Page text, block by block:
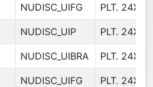
NUDISC_UIFG PLT. 24X72
NUDISC_UIP PLT. 24X72
NUDISC_UIBRA PLT. 24X72
NUDISC_UIFG PLT. 24X72